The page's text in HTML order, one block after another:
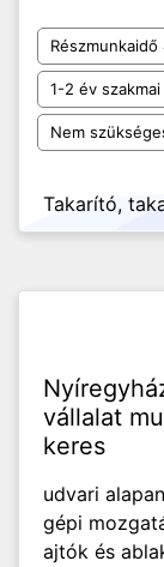
Részmunkaidő
1-2 év
Nem
Takarító,
vállalat
keres
udvari
gépi
ajtók és